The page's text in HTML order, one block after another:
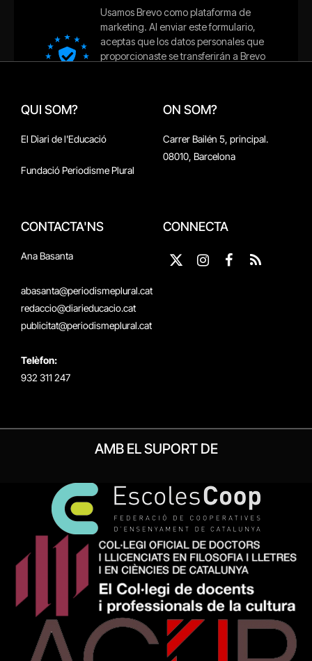
QUI SOM?
El Diari de l'Educació
Fundació Periodisme Plural
ON SOM?
Carrer Bailén 5, principal.
08010, Barcelona
CONTACTA'NS
Ana Basanta
abasanta@periodismeplural.cat
redaccio@diarieducacio.cat
publicitat@periodismeplural.cat
Telèfon:
932 311 247
CONNECTA
X
InstagramFacebook
RSS
AMB EL SUPORT DE